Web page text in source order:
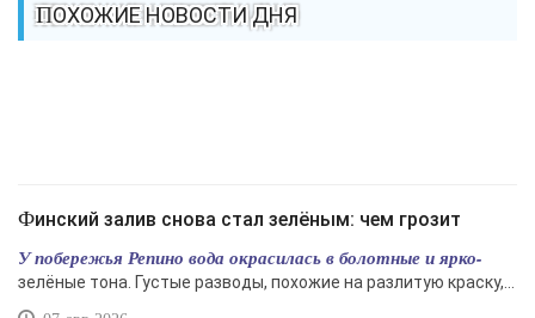
ПОХОЖИЕ НОВОСТИ ДНЯ
Финский залив снова стал зелёным: чем грозит
У побережья Репино вода окрасилась в болотные и ярко-
зелёные тона. Густые разводы, похожие на разлитую краску,...